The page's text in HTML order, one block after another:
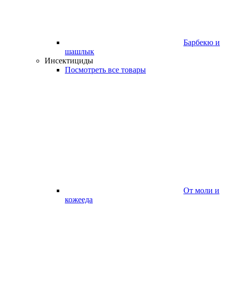
Барбекю и
шашлык
Инсектициды
Посмотреть все товары
От моли и
кожееда